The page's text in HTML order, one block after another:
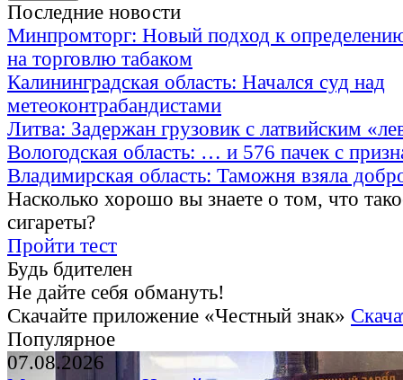
Последние новости
Минпромторг: Новый подход к
на торговлю табаком
Калининградская область: Начался суд над
метеоконтрабандистами
Литва: Задержан грузовик с латвийским
Вологодская область: … и 576 пачек с
Владимирская область: Таможня взяла
Насколько хорошо вы знаете о том, что
сигареты?
Пройти тест
Будь бдителен
Не дайте себя обмануть!
Скачайте приложение «Честный знак»
Популярное
07.08.2026